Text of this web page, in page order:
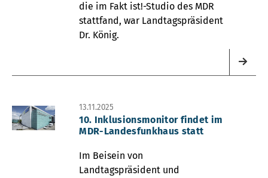
die im Fakt ist!-Studio des MDR
stattfand, war Landtagspräsident
Dr. König.
13.11.2025
10. Inklusionsmonitor findet im
MDR-Landesfunkhaus statt
Im Beisein von
Landtagspräsident und